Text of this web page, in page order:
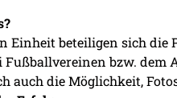
Einheit beteiligen sich die
bzw. dem
auch die Möglichkeit,